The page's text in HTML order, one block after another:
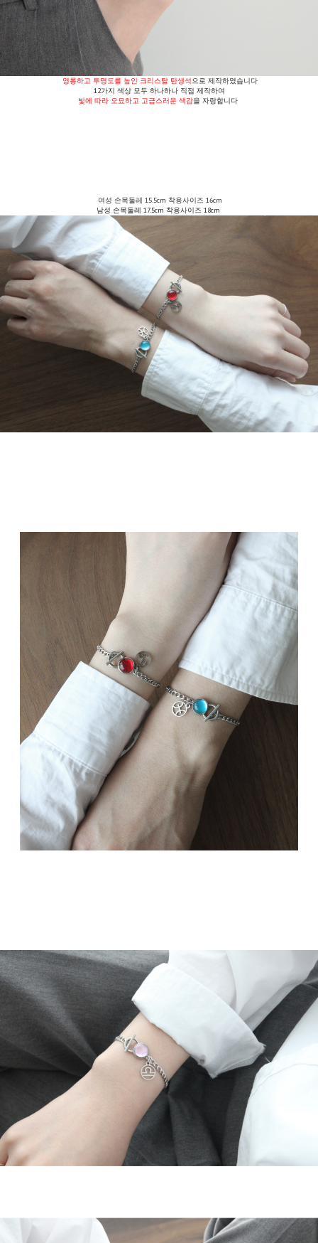
영롱하고 투명도를 높인 크리스탈 탄생석으로 제작하였습니다
12가지 색상 모두 하나하나 직접 제작하여
빛에 따라 오묘하고 고급스러운 색감을 자랑합니다
여성 손목둘레 15.5cm 착용사이즈 16cm
남성 손목둘레 17.5cm 착용사이즈 18cm